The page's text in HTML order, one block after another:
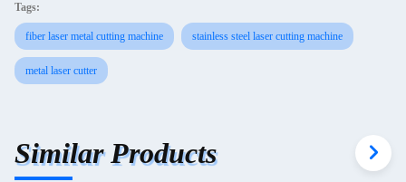
Tags:
fiber laser metal cutting machine stainless steel laser cutting machine
metal laser cutter
Similar Products